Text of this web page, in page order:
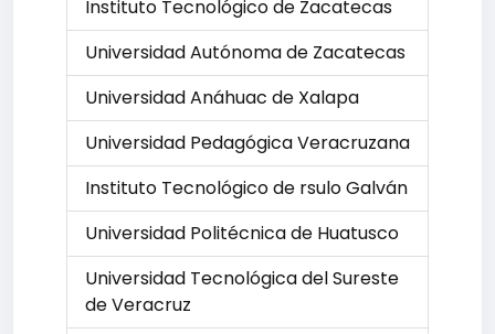
Instituto Tecnológico de Zacatecas
Universidad Autónoma de Zacatecas
Universidad Anáhuac de Xalapa
Universidad Pedagógica Veracruzana
Instituto Tecnológico de rsulo Galván
Universidad Politécnica de Huatusco
Universidad Tecnológica del Sureste
de Veracruz